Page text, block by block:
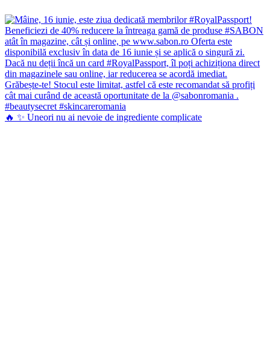
🔥 ✨ Uneori nu ai nevoie de ingrediente complicate